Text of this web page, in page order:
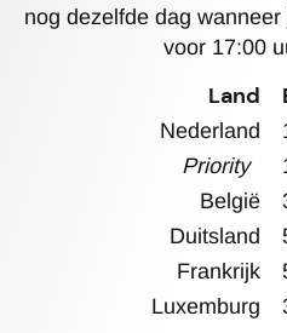
nog dezelfde dag
voor 17:00
Land
Nederland
Priority
België
Duitsland
Frankrijk
Luxemburg